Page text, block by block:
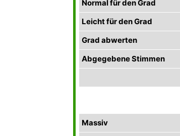
Normal für den Grad
Leicht für den Grad
Grad abwerten
Abgegebene Stimmen
Massiv